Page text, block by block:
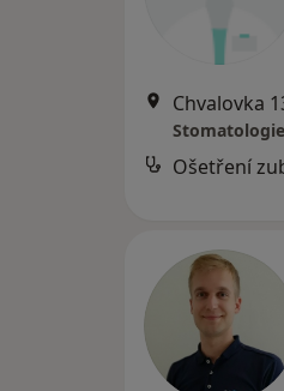
Chvalovka
Ošetření